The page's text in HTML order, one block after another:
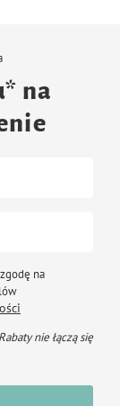
na
na
nie łączą się